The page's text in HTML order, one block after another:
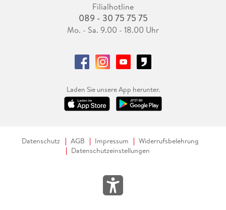
Filialhotline
089 - 30 75 75 75
Mo. - Sa. 9.00 - 18.00 Uhr
Laden Sie unsere App herunter.
Datenschutz AGB Impressum
Widerrufsbelehrung
Datenschutzeinstellungen